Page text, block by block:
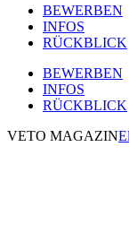
BEWERBEN
INFOS
RÜCKBLICK
BEWERBEN
INFOS
RÜCKBLICK
VETO MAGAZIN